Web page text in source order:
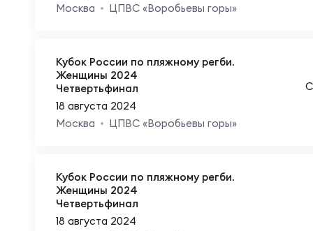
Москва
ЦПВС «Воробьевы горы»
Кубок России по пляжному регби.
Женщины 2024
Четвертьфинал
18 августа 2024
Москва
ЦПВС «Воробьевы горы»
Кубок России по пляжному регби.
Женщины 2024
Четвертьфинал
18 августа 2024